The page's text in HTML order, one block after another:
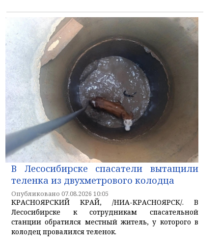
В Лесосибирске спасатели вытащили
теленка из двухметрового колодца
Опубликовано 07.08.2026 10:05
КРАСНОЯРСКИЙ КРАЙ, /НИА-КРАСНОЯРСК/. В
Лесосибирске к сотрудникам спасательной
станции обратился местный житель, у которого в
колодец провалился теленок.